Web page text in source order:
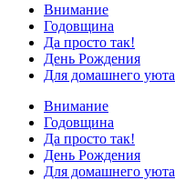
Внимание
Годовщина
Да просто так!
День Рождения
Для домашнего уюта
Внимание
Годовщина
Да просто так!
День Рождения
Для домашнего уюта